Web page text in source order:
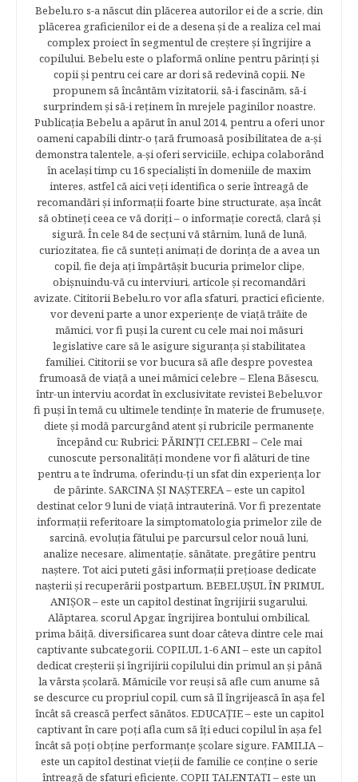
Bebelu.ro s-a născut din plăcerea autorilor ei de a scrie, din
plăcerea graficienilor ei de a desena şi de a realiza cel mai
complex proiect în segmentul de creştere şi îngrijire a
copilului. Bebelu este o plaformă online pentru părinţi şi
copii şi pentru cei care ar dori să redevină copii. Ne
propunem să încântăm vizitatorii, să-i fascinăm, să-i
surprindem şi să-i reţinem în mrejele paginilor noastre.​
Publicația Bebelu a apărut în anul 2014, pentru a oferi unor
oameni capabili dintr-o ţară frumoasă posibilitatea de a-şi
demonstra talentele, a-şi oferi serviciile, echipa colaborând
în acelaşi timp cu 16 specialişti în domeniile de maxim
interes, astfel că aici veţi identifica o serie întreagă de
recomandări şi informaţii foarte bine structurate, aşa încât
să obtineţi ceea ce vă doriţi – o informaţie corectă, clară şi
sigură. În cele 84 de secțuni vă stârnim, lună de lună,
curiozitatea, fie că sunteţi animaţi de dorinţa de a avea un
copil, fie deja aţi împărtăşit bucuria primelor clipe,
obişnuindu-vă cu interviuri, articole şi recomandări
avizate. Cititorii Bebelu.ro vor afla sfaturi, practici eficiente,
vor deveni parte a unor experienţe de viaţă trăite de
mămici, vor fi puşi la curent cu cele mai noi măsuri
legislative care să le asigure siguranţa şi stabilitatea
familiei. Cititorii se vor bucura să afle despre povestea
frumoasă de viață a unei mămici celebre – Elena Băsescu,
într-un interviu acordat în exclusivitate revistei Bebelu,vor
fi puşi în temă cu ultimele tendinţe în materie de frumuseţe,
diete şi modă parcurgând atent şi rubricile permanente
începând cu: Rubrici: PĂRINŢI CELEBRI – Cele mai
cunoscute personalităţi mondene vor fi alături de tine
pentru a te îndruma, oferindu-ţi un sfat din experienţa lor
de părinte. SARCINA ŞI NAŞTEREA – este un capitol
destinat celor 9 luni de viaţă intrauterină. Vor fi prezentate
informaţii referitoare la simptomatologia primelor zile de
sarcină, evoluţia fătului pe parcursul celor nouă luni,
analize necesare, alimentaţie, sănătate, pregătire pentru
naştere. Tot aici puteti găsi informaţii preţioase dedicate
naşterii şi recuperării postpartum. BEBELUŞUL ÎN PRIMUL
ANIŞOR – este un capitol destinat îngrijirii sugarului.
Alăptarea, scorul Apgar, îngrijirea bontului ombilical,
prima băiţă, diversificarea sunt doar câteva dintre cele mai
captivante subcategorii. COPILUL 1-6 ANI – este un capitol
dedicat creşterii şi îngrijirii copilului din primul an şi până
la vârsta şcolară. Mămicile vor reuşi să afle cum anume să
se descurce cu propriul copil, cum să îl îngrijească în aşa fel
încât să crească perfect sănătos. EDUCAŢIE – este un capitol
captivant în care poţi afla cum să îţi educi copilul în aşa fel
încât să poţi obţine performanţe şcolare sigure. FAMILIA –
este un capitol destinat vieţii de familie ce conţine o serie
întreagă de sfaturi eficiente. COPII TALENTAŢI – este un